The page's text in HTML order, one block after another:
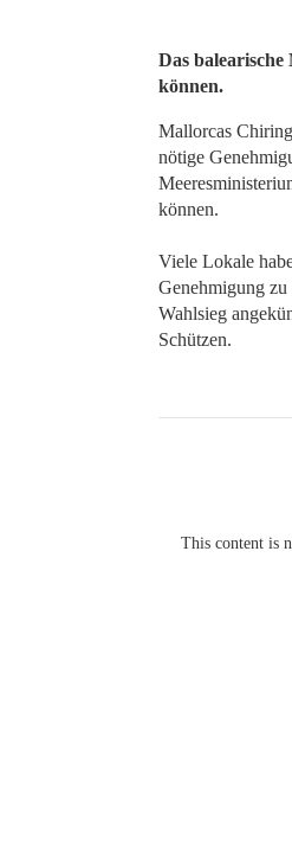
Das
können.
Mallorcas
nötige
können.
Viele Lokale
Genehmigung
Wahlsieg
Schützen.
This content is